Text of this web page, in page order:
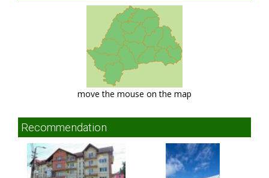
move the mouse on the map
Recommendation